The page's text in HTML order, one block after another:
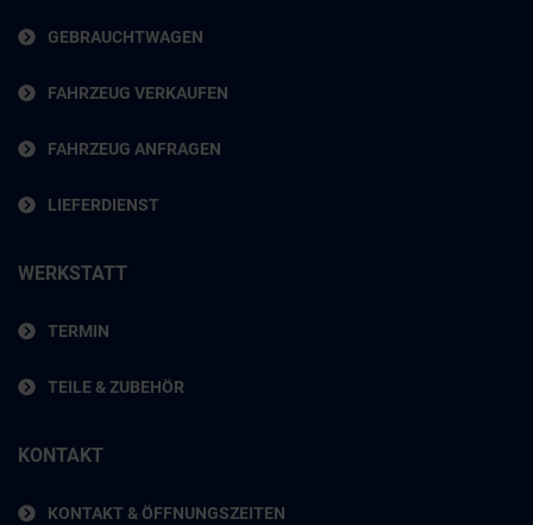
GEBRAUCHTWAGEN
FAHRZEUG VERKAUFEN
FAHRZEUG ANFRAGEN
LIEFERDIENST
WERKSTATT
TERMIN
TEILE & ZUBEHÖR
KONTAKT
KONTAKT & ÖFFNUNGSZEITEN